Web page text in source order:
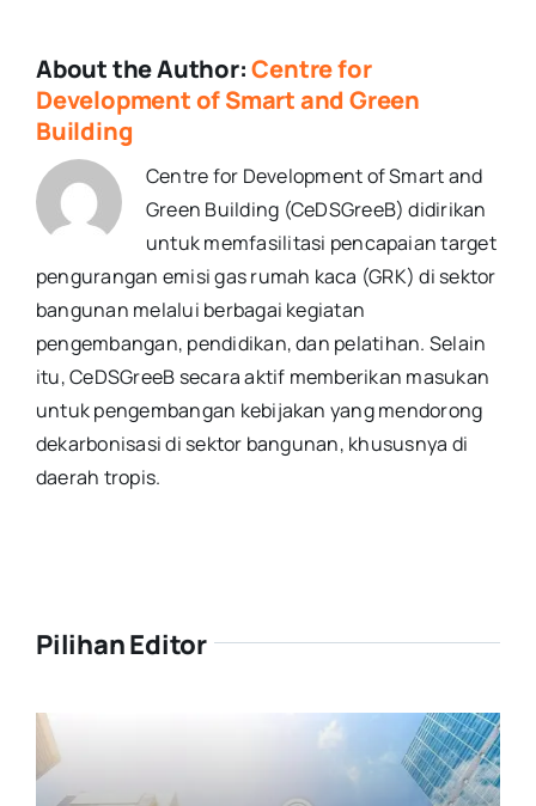
About the Author:Centre for
Development of Smart and Green
Building
Centre for Development of Smart and
Green Building (CeDSGreeB) didirikan
untuk memfasilitasi pencapaian target
pengurangan emisi gas rumah kaca (GRK) di sektor
bangunan melalui berbagai kegiatan
pengembangan, pendidikan, dan pelatihan. Selain
itu, CeDSGreeB secara aktif memberikan masukan
untuk pengembangan kebijakan yang mendorong
dekarbonisasi di sektor bangunan, khususnya di
daerah tropis.
Pilihan Editor